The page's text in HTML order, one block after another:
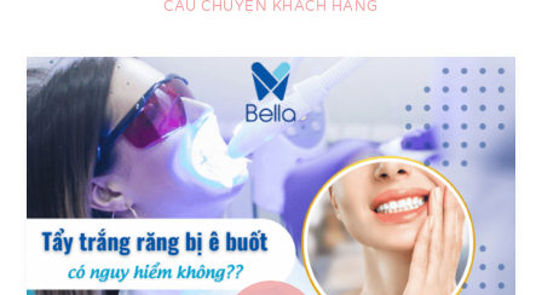
CÂU CHUYỆN KHÁCH HÀNG